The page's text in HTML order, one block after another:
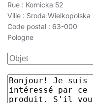
Rue : Kornicka 52
Ville : Sroda Wielkopolska
Code postal : 63-000
Pologne